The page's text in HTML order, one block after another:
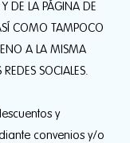
DE LA PÁGINA DE
COMO TAMPOCO
A LA MISMA
SOCIALES.
y
convenios y/o